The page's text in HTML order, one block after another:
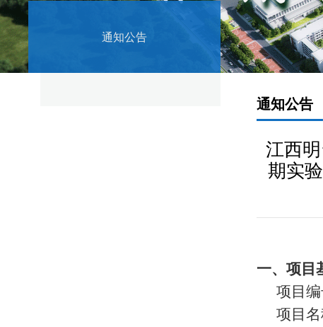
通知公告
通知公告
江西
期实
一、项目
项目
项目